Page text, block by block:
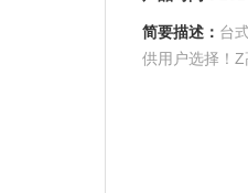
简要描述： 台
供用户选择！